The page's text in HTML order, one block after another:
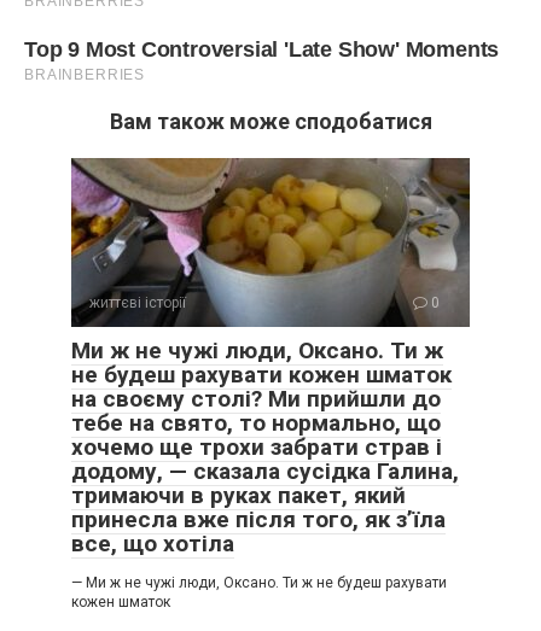
Вам також може сподобатися
життєві історії 0
Ми ж не чужі люди, Оксано. Ти ж
не будеш рахувати кожен шматок
на своєму столі? Ми прийшли до
тебе на свято, то нормально, що
хочемо ще трохи забрати страв і
додому, — сказала сусідка Галина,
тримаючи в руках пакет, який
принесла вже після того, як з’їла
все, що хотіла
— Ми ж не чужі люди, Оксано. Ти ж не будеш рахувати
кожен шматок